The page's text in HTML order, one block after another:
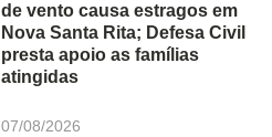
de vento causa estragos em
Nova Santa Rita; Defesa Civil
presta apoio as famílias
atingidas
07/08/2026